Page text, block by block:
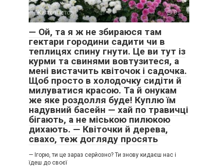
Життєві історії 0
— Ой, та я ж не збираюся там
гектари городини садити чи в
теплицях спину гнути. Це ви тут із
курми та свинями вовтузитеся, а
мені вистачить квіточок і садочка.
Щоб просто в холодочку сидіти й
милуватися красою. Та й онукам
же яке роздолля буде! Куплю їм
надувний басейн — хай по травичці
бігають, а не міською пилюкою
дихають. — Квіточки й дерева,
свахо, теж догляду просять
— Ігорю, ти це зараз серйозно? Ти знову кидаєш нас і
їдеш до своєї